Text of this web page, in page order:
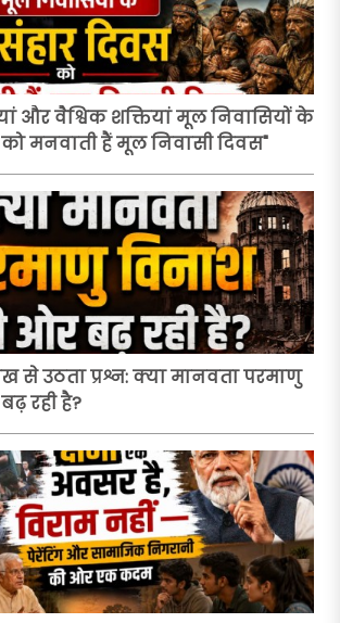
और वैश्विक शक्तियां मूल निवासियों के
मनवाती हैं मूल निवासी दिवस"
से उठता प्रश्न: क्या मानवता परमाणु
रही है?